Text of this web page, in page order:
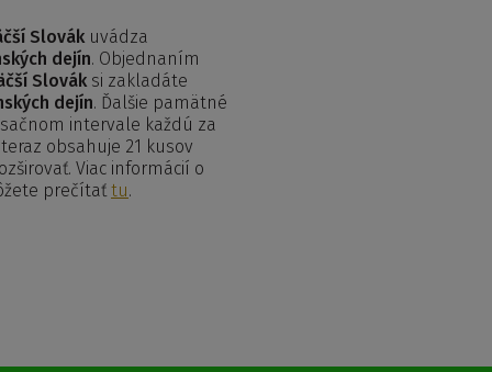
Slovák uvádza
dejín. Objednaním
Slovák si zakladáte
dejín. Ďalšie pamätné
intervale každú za
obsahuje 21 kusov
Viac informácií o
prečítať tu.